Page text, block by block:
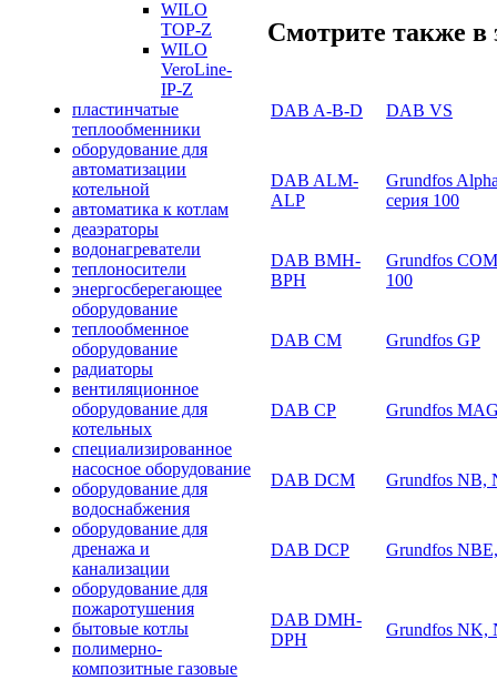
WILO
TOP-Z
WILO
VeroLine-
IP-Z
пластинчатые
теплообменники
оборудование для
автоматизации
котельной
автоматика к котлам
деаэраторы
водонагреватели
теплоносители
энергосберегающее
оборудование
теплообменное
оборудование
радиаторы
вентиляционное
оборудование для
котельных
специализированное
насосное оборудование
оборудование для
водоснабжения
оборудование для
дренажа и
канализации
оборудование для
пожаротушения
бытовые котлы
полимерно-
композитные газовые
Смотрите также в
DAB A-B-D DAB VS
DAB ALM-
ALP
Grundfos
серия 100
DAB BMH-
BPH
Grundfos
100
DAB CM Grundfos GP
DAB CP Grundfos
DAB DCM Grundfos NB,
DAB DCP Grundfos
DAB DMH-
DPH
Grundfos NK,